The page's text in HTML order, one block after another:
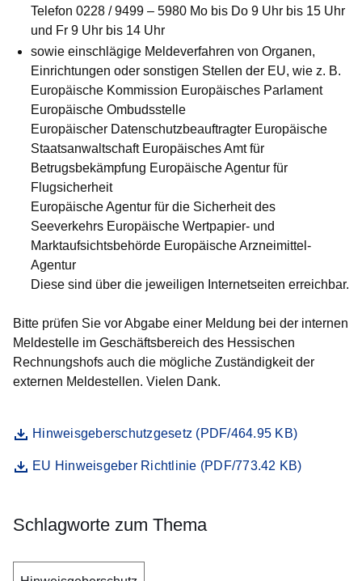
Telefon 0228 / 9499 – 5980 Mo bis Do 9 Uhr bis 15 Uhr
und Fr 9 Uhr bis 14 Uhr
sowie einschlägige Meldeverfahren von Organen,
Einrichtungen oder sonstigen Stellen der EU, wie z. B.
Europäische Kommission Europäisches Parlament
Europäische Ombudsstelle
Europäischer Datenschutzbeauftragter Europäische
Staatsanwaltschaft Europäisches Amt für
Betrugsbekämpfung Europäische Agentur für
Flugsicherheit
Europäische Agentur für die Sicherheit des
Seeverkehrs Europäische Wertpapier- und
Marktaufsichtsbehörde Europäische Arzneimittel-
Agentur
Diese sind über die jeweiligen Internetseiten erreichbar.
Bitte prüfen Sie vor Abgabe einer Meldung bei der internen
Meldestelle im Geschäftsbereich des Hessischen
Rechnungshofs auch die mögliche Zuständigkeit der
externen Meldestellen. Vielen Dank.
DateiHinweisgeberschutzgesetz (PDF/464.95 KB)
Öffnet sich in einem neuen Fenster
DateiEU Hinweisgeber Richtlinie (PDF/773.42 KB)
Öffnet sich in einem neuen Fenster
Schlagworte zum Thema